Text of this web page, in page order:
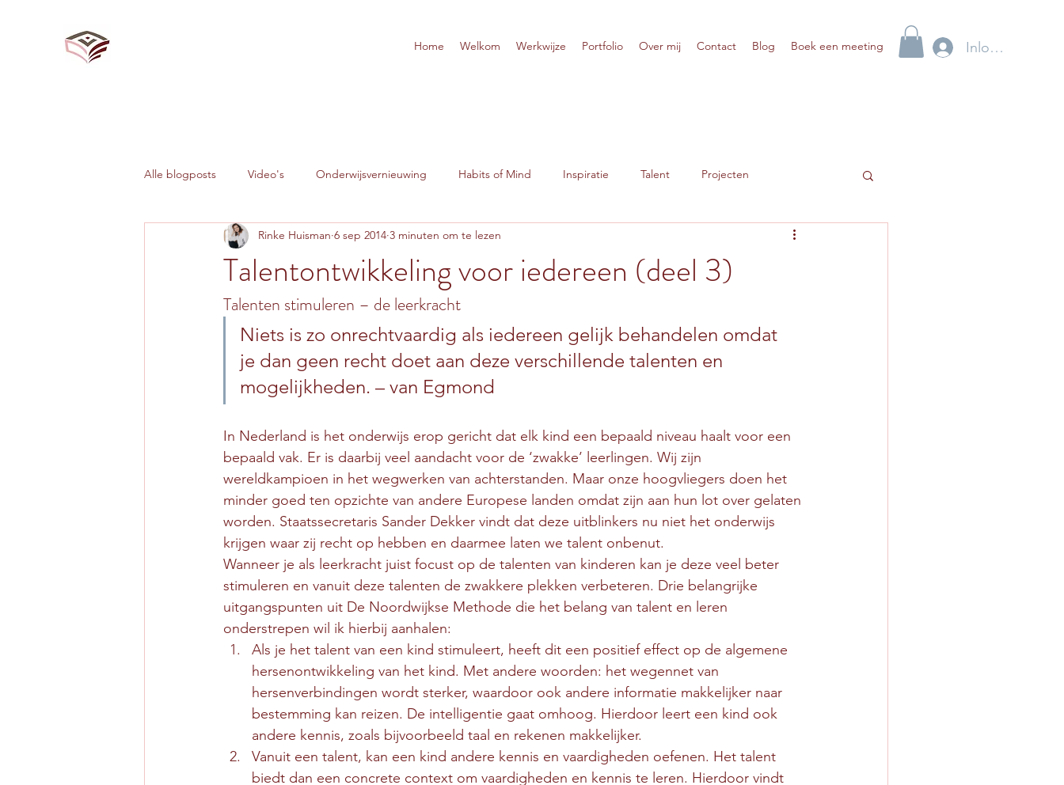
Home Welkom Werkwijze Portfolio Over mij Contact Blog Boek een meeting Inloggen
Alle blogposts Video's Onderwijsvernieuwing Habits of Mind Inspiratie Talent Projecten
Veranderkunde
Talentontwikkeling voor iedereen (deel 3)
Rinke Huisman 6 sep 2014 3 minuten om te lezen
Talenten stimuleren – de leerkracht
Niets is zo onrechtvaardig als iedereen gelijk behandelen omdat
je dan geen recht doet aan deze verschillende talenten en
mogelijkheden. – van Egmond
In Nederland is het onderwijs erop gericht dat elk kind een bepaald niveau haalt voor een
bepaald vak. Er is daarbij veel aandacht voor de ‘zwakke’ leerlingen. Wij zijn
wereldkampioen in het wegwerken van achterstanden. Maar onze hoogvliegers doen het
minder goed ten opzichte van andere Europese landen omdat zijn aan hun lot over gelaten
worden. Staatssecretaris Sander Dekker vindt dat deze uitblinkers nu niet het onderwijs
krijgen waar zij recht op hebben en daarmee laten we talent onbenut.
Wanneer je als leerkracht juist focust op de talenten van kinderen kan je deze veel beter
stimuleren en vanuit deze talenten de zwakkere plekken verbeteren. Drie belangrijke
uitgangspunten uit De Noordwijkse Methode die het belang van talent en leren
onderstrepen wil ik hierbij aanhalen:
Als je het talent van een kind stimuleert, heeft dit een positief effect op de algemene
hersenontwikkeling van het kind. Met andere woorden: het wegennet van
hersenverbindingen wordt sterker, waardoor ook andere informatie makkelijker naar
bestemming kan reizen. De intelligentie gaat omhoog. Hierdoor leert een kind ook
andere kennis, zoals bijvoorbeeld taal en rekenen makkelijker.
Vanuit een talent, kan een kind andere kennis en vaardigheden oefenen. Het talent
biedt dan een concrete context om vaardigheden en kennis te leren. Hierdoor vindt